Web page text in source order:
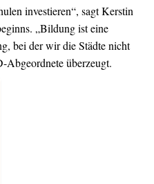
investieren“, sagt Kerstin
„Bildung ist eine
bei der wir die Städte nicht
Abgeordnete überzeugt.